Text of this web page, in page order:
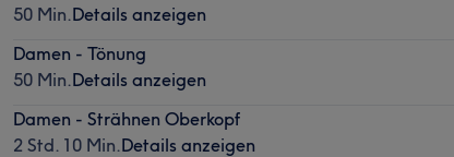
50 Min.Details anzeigen
Damen - Tönung
50 Min.Details anzeigen
Damen - Strähnen Oberkopf
2 Std. 10 Min.Details anzeigen